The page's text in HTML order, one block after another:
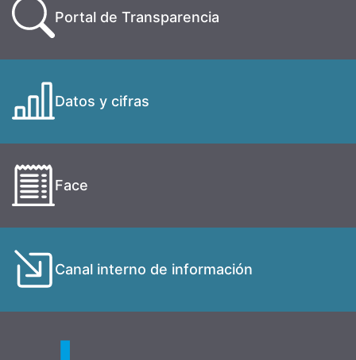
Portal de Transparencia
Datos y cifras
Face
Canal interno de información